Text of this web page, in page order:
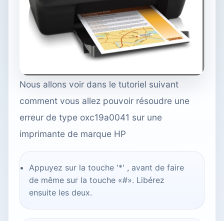
Nous allons voir dans le tutoriel suivant
comment vous allez pouvoir résoudre une
erreur de type oxc19a0041 sur une
imprimante de marque HP
Appuyez sur la touche '*' , avant de faire
de même sur la touche «#». Libérez
ensuite les deux.